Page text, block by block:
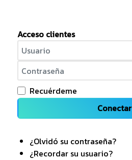
Acceso clientes
Usuario
Contraseña
Recuérdeme
Conectar
¿Olvidó su contraseña?
¿Recordar su usuario?